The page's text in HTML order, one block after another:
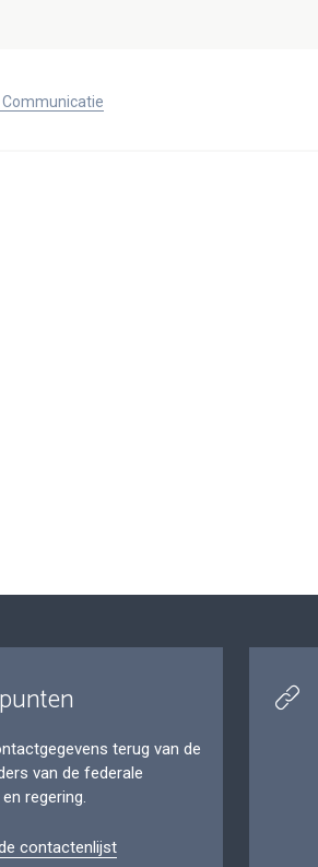
Communicatie
terug van de
van de federale
regering.
contactenlijst